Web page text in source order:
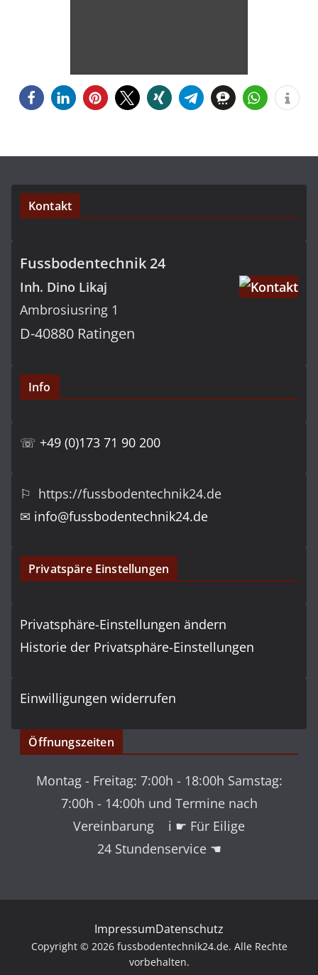
Kontakt
Fussbodentechnik 24
Inh. Dino Likaj
Ambrosiusring 1
D-40880 Ratingen
Info
☏ +49 (0)173 71 90 200
⚐ https://fussbodentechnik24.de
✉ info@fussbodentechnik24.de
Privatspäre Einstellungen
Privatsphäre-Einstellungen ändern
Historie der Privatsphäre-Einstellungen
Einwilligungen widerrufen
Öffnungszeiten
Montag - Freitag: 7:00h - 18:00h Samstag:
7:00h - 14:00h und Termine nach
Vereinbarung ℹ ☛ Für Eilige
24 Stundenservice ☚
ImpressumDatenschutz
Copyright © 2026 fussbodentechnik24.de. Alle Rechte
vorbehalten.